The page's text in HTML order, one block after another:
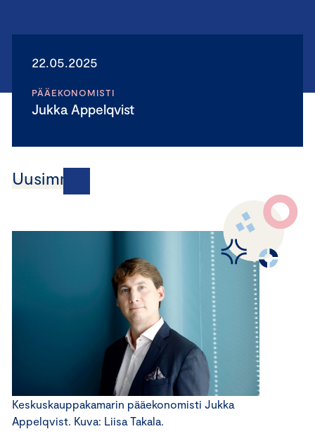
22.05.2025
PÄÄEKONOMISTI
Jukka Appelqvist
Uusimmat
Keskuskauppakamarin pääekonomisti Jukka
Appelqvist. Kuva: Liisa Takala.